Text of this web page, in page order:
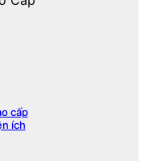
cấp
ích